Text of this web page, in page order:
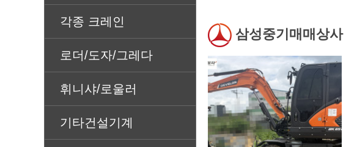
각종 크레인
로더/도자/그레다
휘니샤/로울러
기타건설기계
삼성중기매매상